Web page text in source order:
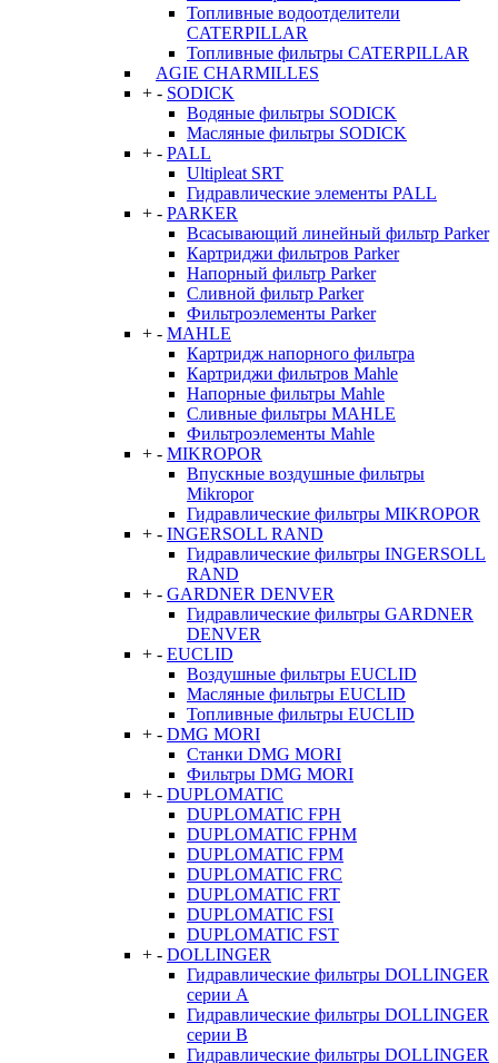
Топливные водоотделители
CATERPILLAR
Топливные фильтры CATERPILLAR
AGIE CHARMILLES
+ - SODICK
Водяные фильтры SODICK
Масляные фильтры SODICK
+ - PALL
Ultipleat SRT
Гидравлические элементы PALL
+ - PARKER
Всасывающий линейный фильтр Parker
Картриджи фильтров Parker
Напорный фильтр Parker
Сливной фильтр Parker
Фильтроэлементы Parker
+ - MAHLE
Картридж напорного фильтра
Картриджи фильтров Mahle
Напорные фильтры Mahle
Сливные фильтры MAHLE
Фильтроэлементы Mahle
+ - MIKROPOR
Впускные воздушные фильтры
Mikropor
Гидравлические фильтры MIKROPOR
+ - INGERSOLL RAND
Гидравлические фильтры INGERSOLL
RAND
+ - GARDNER DENVER
Гидравлические фильтры GARDNER
DENVER
+ - EUCLID
Воздушные фильтры EUCLID
Масляные фильтры EUCLID
Топливные фильтры EUCLID
+ - DMG MORI
Станки DMG MORI
Фильтры DMG MORI
+ - DUPLOMATIC
DUPLOMATIC FPH
DUPLOMATIC FPHM
DUPLOMATIC FPM
DUPLOMATIC FRC
DUPLOMATIC FRT
DUPLOMATIC FSI
DUPLOMATIC FST
+ - DOLLINGER
Гидравлические фильтры DOLLINGER
серии A
Гидравлические фильтры DOLLINGER
серии B
Гидравлические фильтры DOLLINGER